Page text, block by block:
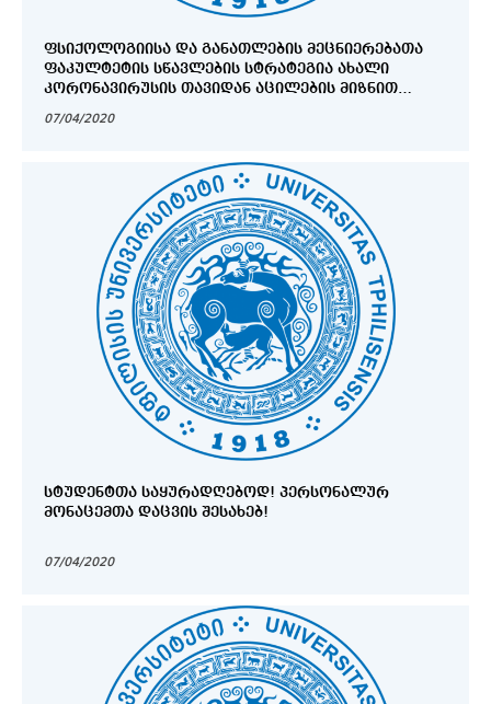
ᲤᲡᲘᲥᲝᲚᲝᲒᲘᲘᲡᲐ ᲓᲐ ᲒᲐᲜᲐᲗᲚᲔᲑᲘᲡ ᲛᲔᲪᲜᲘᲔᲠᲔᲑᲐᲗᲐ
ᲤᲐᲙᲣᲚᲢᲔᲢᲘᲡ ᲡᲬᲐᲕᲚᲔᲑᲘᲡ ᲡᲢᲠᲐᲢᲔᲒᲘᲐ ᲐᲮᲐᲚᲘ
ᲙᲝᲠᲝᲜᲐᲕᲘᲠᲣᲡᲘᲡ ᲗᲐᲕᲘᲓᲐᲜ ᲐᲪᲘᲚᲔᲑᲘᲡ ᲛᲘᲖᲜᲘᲗ
07/04/2020
ᲡᲢᲣᲓᲔᲜᲢᲗᲐ ᲡᲐᲧᲣᲠᲐᲓᲦᲔᲑᲝᲓ! ᲞᲔᲠᲡᲝᲜᲐᲚᲣᲠ
ᲛᲝᲜᲐᲪᲔᲛᲗᲐ ᲓᲐᲪᲕᲘᲡ ᲨᲔᲡᲐᲮᲔᲑ!
07/04/2020